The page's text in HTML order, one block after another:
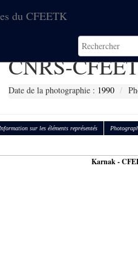
du CFEETK
CNRS-
Date de la photographie : 1990
Information sur les éléments représentés